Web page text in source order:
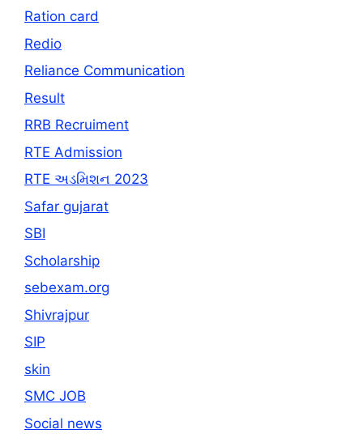
Ration card
Redio
Reliance Communication
Result
RRB Recruiment
RTE Admission
RTE અડમિશન 2023
Safar gujarat
SBI
Scholarship
sebexam.org
Shivrajpur
SIP
skin
SMC JOB
Social news